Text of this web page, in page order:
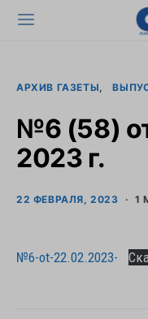
АРХИВ ГАЗЕТЫ
№6 (58)
2023 г.
22 ФЕВРАЛЯ, 2023 1
№6-ot-22.02.2023-